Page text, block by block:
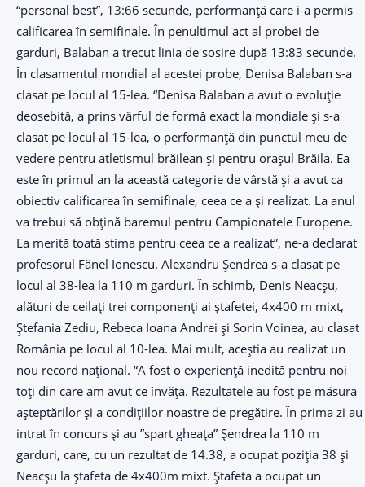
“personal best”, 13:66 secunde, performanță care i-a permis
calificarea în semifinale. În penultimul act al probei de
garduri, Balaban a trecut linia de sosire după 13:83 secunde.
În clasamentul mondial al acestei probe, Denisa Balaban s-a
clasat pe locul al 15-lea. “Denisa Balaban a avut o evoluție
deosebită, a prins vârful de formă exact la mondiale și s-a
clasat pe locul al 15-lea, o performanță din punctul meu de
vedere pentru atletismul brăilean și pentru orașul Brăila. Ea
este în primul an la această categorie de vârstă și a avut ca
obiectiv calificarea în semifinale, ceea ce a și realizat. La anul
va trebui să obțină baremul pentru Campionatele Europene.
Ea merită toată stima pentru ceea ce a realizat”, ne-a declarat
profesorul Fănel Ionescu. Alexandru Șendrea s-a clasat pe
locul al 38-lea la 110 m garduri. În schimb, Denis Neacșu,
alături de ceilați trei componenți ai ștafetei, 4x400 m mixt,
Ștefania Zediu, Rebeca Ioana Andrei și Sorin Voinea, au clasat
România pe locul al 10-lea. Mai mult, aceștia au realizat un
nou record național. “A fost o experiență inedită pentru noi
toți din care am avut ce învăța. Rezultatele au fost pe măsura
așteptărilor și a condițiilor noastre de pregătire. În prima zi au
intrat în concurs și au ”spart gheața” Șendrea la 110 m
garduri, care, cu un rezultat de 14.38, a ocupat poziția 38 și
Neacșu la ștafeta de 4x400m mixt. Ștafeta a ocupat un